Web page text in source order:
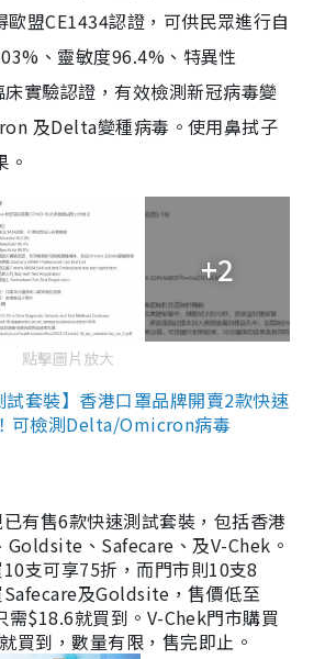
盟CE1434認證，可供民眾進行自
、靈敏度96.4%、特異性
實驗認證，有效檢測新冠病毒變
及Delta變種病毒。使用鼻拭子
+2
點擊圖片放大
套裝】香港口罩品牌開賣2款快速
可檢測Delta/Omicron病毒
有售6款快速測試套裝，包括香港
Goldsite、Safecare、及V-Chek。
支可享75折，而門市則10支8
及Goldsite，售價低至
需$18.6就買到。V-Chek門市購買
買到，數量有限，售完即止。